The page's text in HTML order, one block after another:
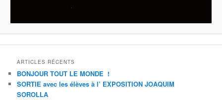
ARTICLES RÉCENTS
BONJOUR TOUT LE MONDE !
SORTIE avec les élèves à l’ EXPOSITION JOAQUIM
SOROLLA